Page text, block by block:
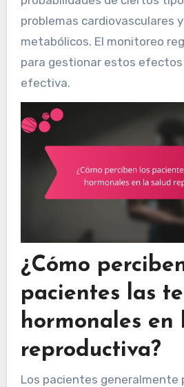
problemas cardiovasculares
metabólicos. El monitoreo
para gestionar estos efectos
efectiva.
¿Cómo
pacientes las
hormonales en
reproductiva?
Los pacientes generalmente